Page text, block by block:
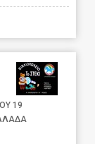
19